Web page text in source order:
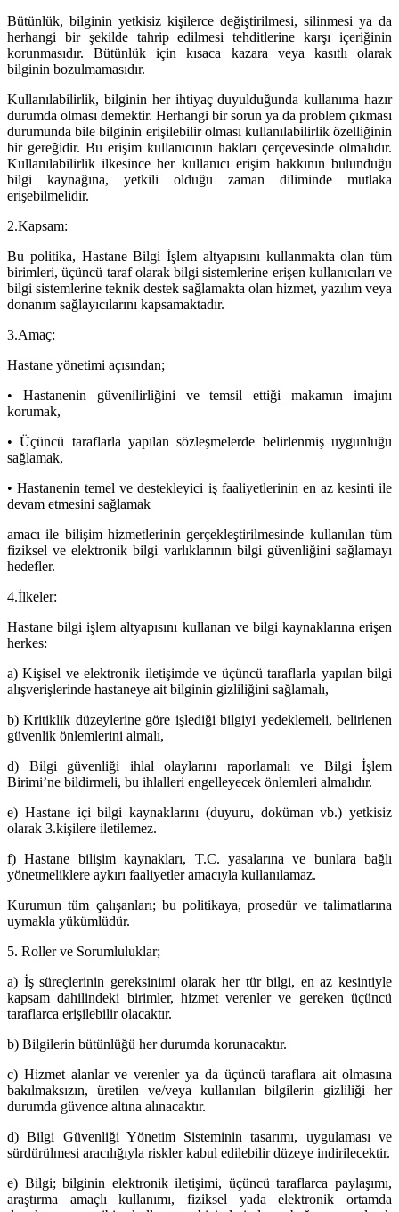
Bütünlük, bilginin yetkisiz kişilerce değiştirilmesi, silinmesi ya da
herhangi bir şekilde tahrip edilmesi tehditlerine karşı içeriğinin
korunmasıdır. Bütünlük için kısaca kazara veya kasıtlı olarak
bilginin bozulmamasıdır.
Kullanılabilirlik, bilginin her ihtiyaç duyulduğunda kullanıma hazır
durumda olması demektir. Herhangi bir sorun ya da problem çıkması
durumunda bile bilginin erişilebilir olması kullanılabilirlik özelliğinin
bir gereğidir. Bu erişim kullanıcının hakları çerçevesinde olmalıdır.
Kullanılabilirlik ilkesince her kullanıcı erişim hakkının bulunduğu
bilgi kaynağına, yetkili olduğu zaman diliminde mutlaka
erişebilmelidir.
2.Kapsam:
Bu politika, Hastane Bilgi İşlem altyapısını kullanmakta olan tüm
birimleri, üçüncü taraf olarak bilgi sistemlerine erişen kullanıcıları ve
bilgi sistemlerine teknik destek sağlamakta olan hizmet, yazılım veya
donanım sağlayıcılarını kapsamaktadır.
3.Amaç:
Hastane yönetimi açısından;
• Hastanenin güvenilirliğini ve temsil ettiği makamın imajını
korumak,
• Üçüncü taraflarla yapılan sözleşmelerde belirlenmiş uygunluğu
sağlamak,
• Hastanenin temel ve destekleyici iş faaliyetlerinin en az kesinti ile
devam etmesini sağlamak
amacı ile bilişim hizmetlerinin gerçekleştirilmesinde kullanılan tüm
fiziksel ve elektronik bilgi varlıklarının bilgi güvenliğini sağlamayı
hedefler.
4.İlkeler:
Hastane bilgi işlem altyapısını kullanan ve bilgi kaynaklarına erişen
herkes:
a) Kişisel ve elektronik iletişimde ve üçüncü taraflarla yapılan bilgi
alışverişlerinde hastaneye ait bilginin gizliliğini sağlamalı,
b) Kritiklik düzeylerine göre işlediği bilgiyi yedeklemeli, belirlenen
güvenlik önlemlerini almalı,
d) Bilgi güvenliği ihlal olaylarını raporlamalı ve Bilgi İşlem
Birimi’ne bildirmeli, bu ihlalleri engelleyecek önlemleri almalıdır.
e) Hastane içi bilgi kaynaklarını (duyuru, doküman vb.) yetkisiz
olarak 3.kişilere iletilemez.
f) Hastane bilişim kaynakları, T.C. yasalarına ve bunlara bağlı
yönetmeliklere aykırı faaliyetler amacıyla kullanılamaz.
Kurumun tüm çalışanları; bu politikaya, prosedür ve talimatlarına
uymakla yükümlüdür.
5. Roller ve Sorumluluklar;
a) İş süreçlerinin gereksinimi olarak her tür bilgi, en az kesintiyle
kapsam dahilindeki birimler, hizmet verenler ve gereken üçüncü
taraflarca erişilebilir olacaktır.
b) Bilgilerin bütünlüğü her durumda korunacaktır.
c) Hizmet alanlar ve verenler ya da üçüncü taraflara ait olmasına
bakılmaksızın, üretilen ve/veya kullanılan bilgilerin gizliliği her
durumda güvence altına alınacaktır.
d) Bilgi Güvenliği Yönetim Sisteminin tasarımı, uygulaması ve
sürdürülmesi aracılığıyla riskler kabul edilebilir düzeye indirilecektir.
e) Bilgi; bilginin elektronik iletişimi, üçüncü taraflarca paylaşımı,
araştırma amaçlı kullanımı, fiziksel yada elektronik ortamda